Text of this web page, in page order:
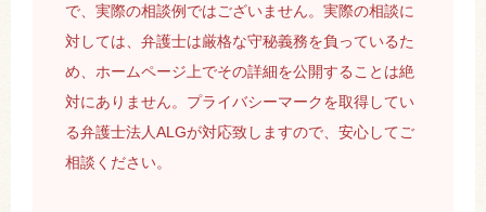
で、実際の相談例ではございません。実際の相談に
対しては、弁護士は厳格な守秘義務を負っているた
め、ホームページ上でその詳細を公開することは絶
対にありません。プライバシーマークを取得してい
る弁護士法人ALGが対応致しますので、安心してご
相談ください。